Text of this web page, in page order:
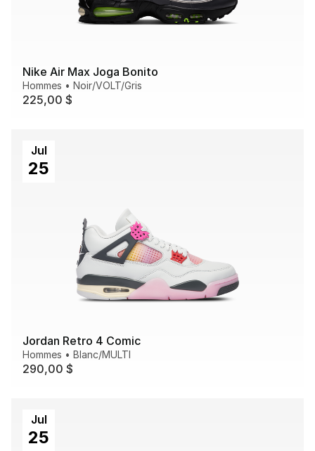
Nike Air Max Joga Bonito
Hommes • Noir/VOLT/Gris
225,00 $
Jul
25
Jordan Retro 4 Comic
Hommes • Blanc/MULTI
290,00 $
Jul
25